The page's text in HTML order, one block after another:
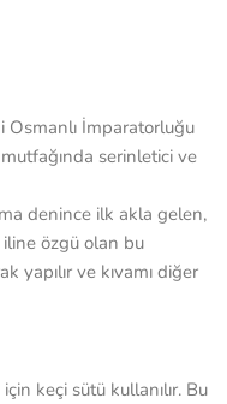
Osmanlı İmparatorluğu
serinletici ve
denince ilk akla gelen,
iline özgü olan bu
yapılır ve kıvamı diğer
keçi sütü kullanılır. Bu